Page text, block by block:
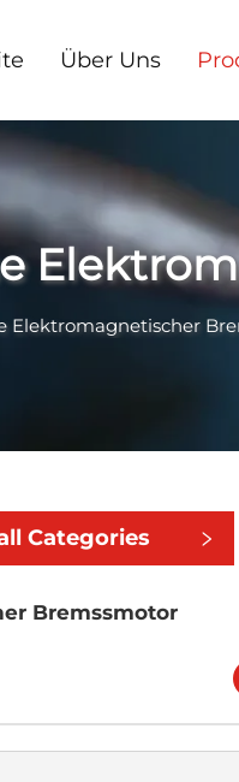
Über Uns
Elektromagnetischer
Categories
Bremssmotor